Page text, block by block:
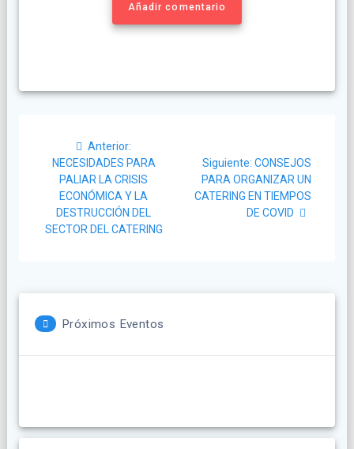
Añadir comentario
entradas
Anterior:
anterior:
NECESIDADES PARA
PALIAR LA CRISIS
ECONÓMICA Y LA
DESTRUCCIÓN DEL
SECTOR DEL CATERING
Siguiente: Siguiente
post:
CONSEJOS
PARA ORGANIZAR UN
CATERING EN TIEMPOS
DE COVID
Próximos Eventos